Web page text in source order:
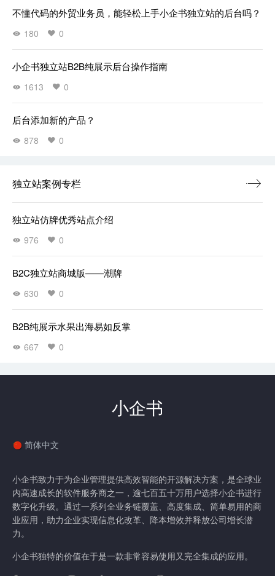
不懂代码的外贸业务员，能轻松上手小企书独立站的后台吗？
180 0
小企书独立站B2B纯展示后台操作指南
1613 0
后台添加新的产品？
878 0
独立站案例专栏
独立站仿牌优秀站点介绍
976 0
B2C独立站商城版——潮牌
630 0
B2B纯展示水果出海易如反掌
667 0
小企书
简体中文
小企书致力于为企业管理提供高效智能的开源解决方案，是全球业
内高速成长的软件服务商之一，逾七百五十万用户选择小企书进行
数字化升级。通过一系列全业务链覆盖、高度集成、简单易用的商
业应用，助力企业实现信息化改革、降本增效并释放公司增长潜
力。
小企书独特的价值在于是一款非常容易使用又完全集成的应用。